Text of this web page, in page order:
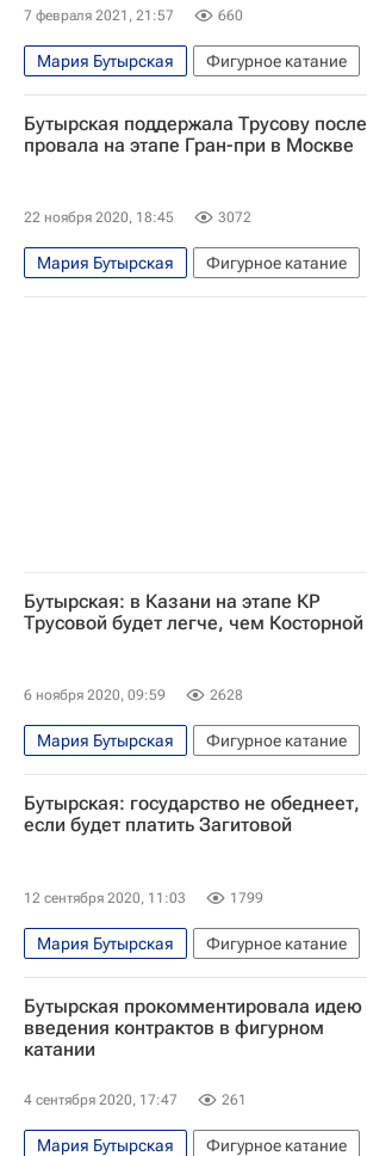
7 февраля 2021, 21:57 660
Мария Бутырская
Фигурное катание
Этери Тутберидзе
Камила Валиева
Бутырская поддержала Трусову после
провала на этапе Гран-при в Москве
22 ноября 2020, 18:45 3072
Мария Бутырская
Фигурное катание
Гран-при по фигурному катанию
Бутырская: в Казани на этапе КР
Трусовой будет легче, чем Косторной
6 ноября 2020, 09:59 2628
Мария Бутырская
Фигурное катание
Александра Игнатова (Трусова)
Алена Косторная
Бутырская: государство не обеднеет,
если будет платить Загитовой
12 сентября 2020, 11:03 1799
Мария Бутырская
Фигурное катание
Алина Загитова
Вокруг спорта
Бутырская прокомментировала идею
введения контрактов в фигурном
катании
4 сентября 2020, 17:47 261
Мария Бутырская Фигурное катание